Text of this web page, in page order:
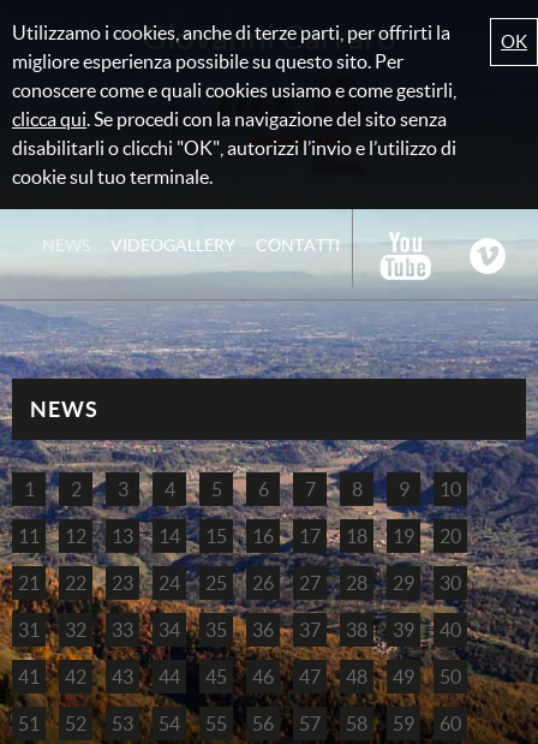
Utilizzamo i cookies, anche di terze parti, per offrirti la
migliore esperienza possibile su questo sito. Per
conoscere come e quali cookies usiamo e come gestirli,
clicca qui. Se procedi con la navigazione del sito senza
disabilitarli o clicchi "OK", autorizzi l’invio e l’utilizzo di
cookie sul tuo terminale.
OK
Giovanni Carraro
NEWS VIDEOGALLERY CONTATTI
NEWS
1 2 3 4 5 6 7 8 9 10
11 12 13 14 15 16 17 18 19 20
21 22 23 24 25 26 27 28 29 30
31 32 33 34 35 36 37 38 39 40
41 42 43 44 45 46 47 48 49 50
51 52 53 54 55 56 57 58 59 60